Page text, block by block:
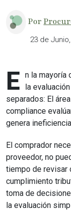
Por
23 de
E n la mayoría
la
separados: El
compliance
genera
El comprador
proveedor, no
tiempo de revisar
cumplimiento
toma de
la evaluación